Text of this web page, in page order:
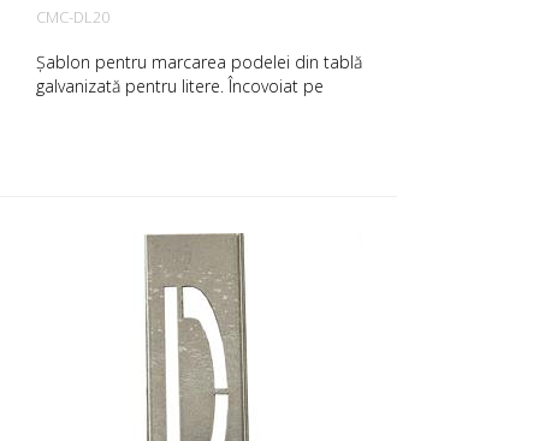
CMC-DL20
Șablon pentru marcarea podelei din tablă
galvanizată pentru litere. Încovoiat pe